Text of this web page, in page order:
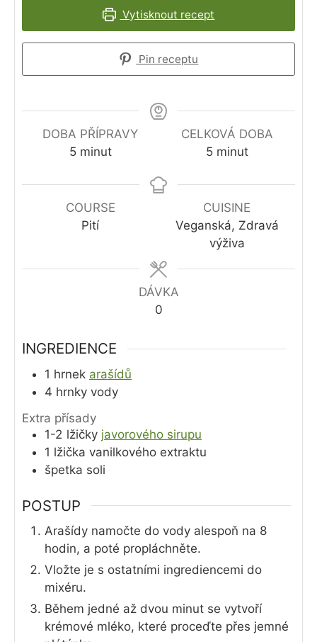
Vytisknout recept
Pin receptu
DOBA PŘÍPRAVY
5minutes
minut
CELKOVÁ DOBA
5minutes
minut
COURSE
Pití
CUISINE
Veganská, Zdravá
výživa
DÁVKA
0
INGREDIENCE
1 hrnek arašídů
4 hrnky vody
Extra přísady
1-2 lžičky javorového sirupu
1 lžička vanilkového extraktu
špetka soli
POSTUP
Arašídy namočte do vody alespoň na 8
hodin, a poté propláchněte.
Vložte je s ostatními ingrediencemi do
mixéru.
Během jedné až dvou minut se vytvoří
krémové mléko, které proceďte přes jemné